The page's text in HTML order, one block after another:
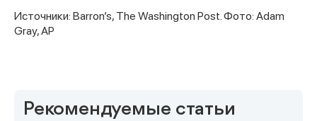
Источники: Barron’s, The Washington Post. Фото: Adam
Gray, AP
Рекомендуемые статьи